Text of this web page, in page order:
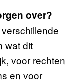
over?
wat dit
voor rechten
en voor